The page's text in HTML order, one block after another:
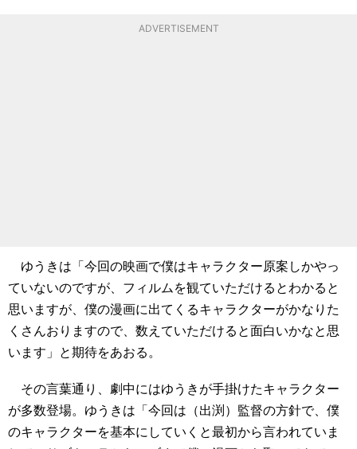
ADVERTISEMENT
ゆうきは「今回の映画で僕はキャラクター原案しかやっ
ていないのですが、フィルムを観ていただけるとわかると
思いますが、僕の漫画に出てくるキャラクターがかなりた
くさんおりますので、数えていただけると面白いかなと思
います」と期待をあおる。
その言葉通り、劇中にはゆうきが手掛けたキャラクター
が多数登場。ゆうきは「今回は（出渕）監督の方針で、僕
のキャラクターを基本にしていくと最初から言われていま